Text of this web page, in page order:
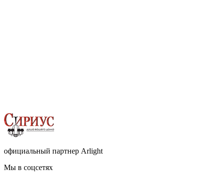
официальный партнер Arlight
Мы в соцсетях